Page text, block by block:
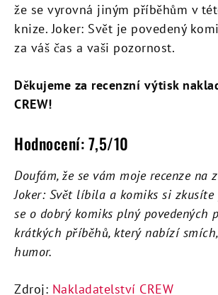
že se vyrovná jiným příběhům v
knize. Joker: Svět je povedený
za váš čas a vaši pozornost.
Děkujeme za recenzní výtisk
CREW!
Hodnocení: 7,5/10
Doufám, že se vám moje recenze na
Joker: Svět líbila a komiks si zkusíte
se o dobrý komiks plný povedených
krátkých příběhů, který nabízí
humor.
Zdroj: Nakladatelství CREW